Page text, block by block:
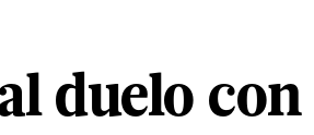
duelo con